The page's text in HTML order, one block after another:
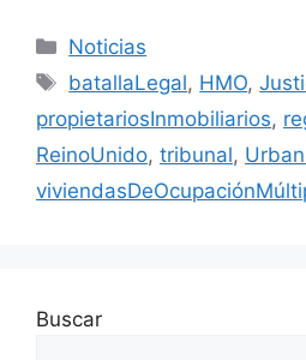
Categorías
Noticias
Etiquetas
batallaLegal, HMO,
propietariosInmobiliarios,
ReinoUnido, tribunal,
Buscar